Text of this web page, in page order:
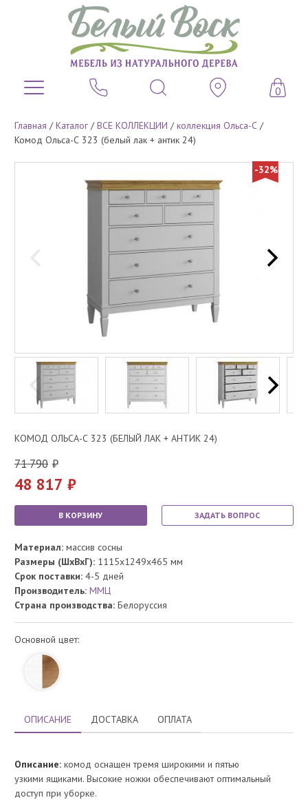
0
Главная /Каталог /ВСЕ КОЛЛЕКЦИИ /коллекция Ольса-С /
Комод Ольса-С 323 (белый лак + антик 24)
-32%
КОМОД ОЛЬСА-С 323 (БЕЛЫЙ ЛАК + АНТИК 24)
71 790
48 817
В КОРЗИНУ ЗАДАТЬ ВОПРОС
Материал: массив сосны
Размеры (ШхВхГ): 1115x1249x465 мм
Срок поставки: 4-5 дней
Производитель: ММЦ
Страна производства: Белоруссия
Основной цвет:
ОПИСАНИЕ ДОСТАВКА ОПЛАТА
Описание: комод оснащен тремя широкими и пятью
узкими ящиками. Высокие ножки обеспечивают оптимальный
доступ при уборке.